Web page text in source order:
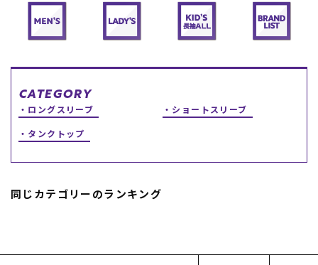
ファッションTOP
スノーTOP
スケートTOP
CONTENTS
RIDE LIFE MAGAZINE一
店頭受取サービス
CATEGORY
ロングスリーブ
ショートスリーブ
タンクトップ
同じカテゴリーのランキング